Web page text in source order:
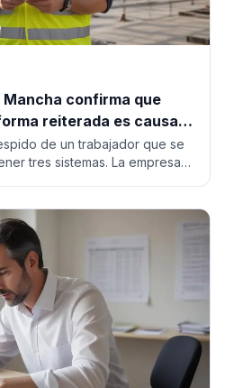
Mancha confirma que
reiterada es causa
de un trabajador que se
tres sistemas. La empresa